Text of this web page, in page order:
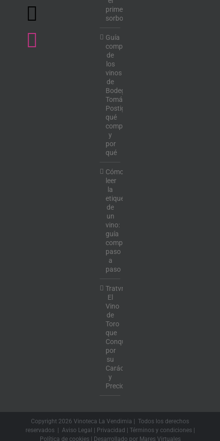
primer
sorbo
Guía
completa
de
los
vinos
de
Bodega
Tomás
Postigo:
qué
comprar
y
por
qué
Cómo
leer
la
etiqueta
de
un
vino:
guía
completa
paso
a
paso
Tratvm:
El
Vino
de
Toro
que
Conquista
por
su
Carácter
y
Precio
Copyright 2026 Vinoteca La Vendimia | Todos los derechos
reservados | Aviso Legal Privacidad Términos y condiciones|
Política de cookies| Desarrollado por Mares Virtuales